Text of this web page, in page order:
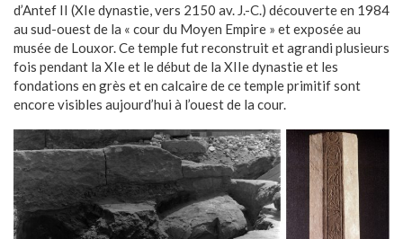
d’Antef II (XIe dynastie, vers 2150 av. J.-C.) découverte en 1984
au sud-ouest de la « cour du Moyen Empire » et exposée au
musée de Louxor. Ce temple fut reconstruit et agrandi plusieurs
fois pendant la XIe et le début de la XIIe dynastie et les
fondations en grès et en calcaire de ce temple primitif sont
encore visibles aujourd’hui à l’ouest de la cour.